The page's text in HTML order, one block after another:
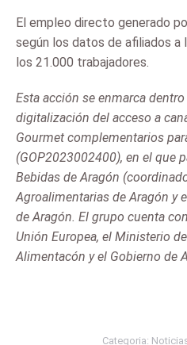
El empleo directo generado
según los datos de afiliados a
los 21.000 trabajadores.
Esta acción se enmarca
digitalización del acceso a
Gourmet complementarios
(GOP2023002400), en el que
Bebidas de Aragón
Agroalimentarias de Aragón y
de Aragón. El grupo cuenta
Unión Europea, el Ministerio
Alimentacón y el Gobierno de
Categoria: